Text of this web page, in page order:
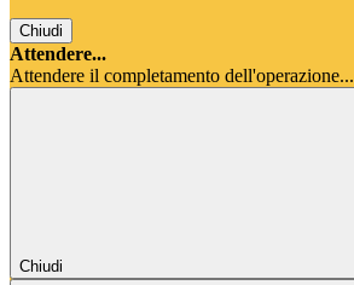
Chiudi
Attendere...
Attendere il completamento dell'operazione...
Chiudi